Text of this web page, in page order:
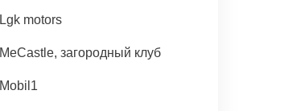
Lgk motors
MeCastle, загородный клуб
Mobil1